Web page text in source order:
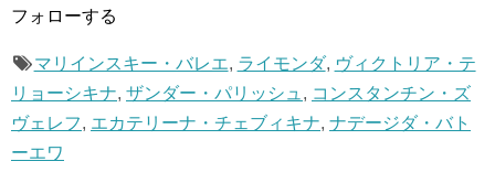
フォローする
マリインスキー・バレエ, ライモンダ, ヴィクトリア・テ
リョーシキナ, ザンダー・パリッシュ , コンスタンチン・ズ
ヴェレフ, エカテリーナ・チェブィキナ, ナデージダ・バト
ーエワ